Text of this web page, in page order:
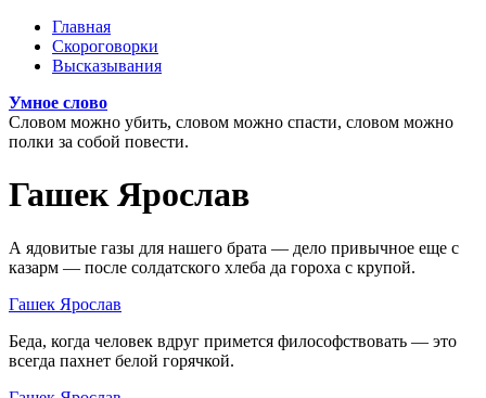
Перейти к основному содержанию
Главное меню
Главная
Скороговорки
Высказывания
Умное слово
Словом можно убить, словом можно спасти, словом можно
полки за собой повести.
Гашек Ярослав
А ядовитые газы для нашего брата — дело привычное еще с
казарм — после солдатского хлеба да гороха с крупой.
Гашек Ярослав
Беда, когда человек вдруг примется философствовать — это
всегда пахнет белой горячкой.